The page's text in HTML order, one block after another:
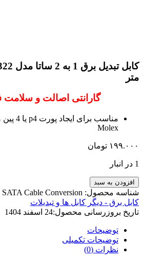
متر
گارانتی اصالت و سلامت
Molex
۱۹۹.۰۰۰ تومان
1 در انبار
افزودن به سبد
شناسه محصول: Cable Conversion
کابل برق - دیگر کابل ها و تبدیلات
تاریخ بروزرسانی محصول:24 اسفند 1404
توضیحات
توضیحات تکمیلی
نظرات (0)